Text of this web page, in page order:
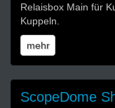
Relaisbox Main für
Kuppeln.
mehr
ScopeDome